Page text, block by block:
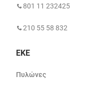
801 11 232425
210 55 58 832
ΕΚΕ
Πυλώνες